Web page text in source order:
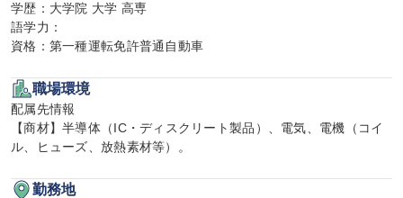
学歴：大学院 大学 高専
語学力：
資格：第一種運転免許普通自動車
職場環境
配属先情報
【商材】半導体（IC・ディスクリート製品）、電気、電機（コイ
ル、ヒューズ、放熱素材等）。
勤務地